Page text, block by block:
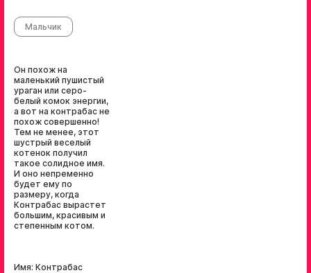
Мальчик
Он похож на
маленький пушистый
ураган или серо-
белый комок энергии,
а вот на контрабас не
похож совершенно!
Тем не менее, этот
шустрый веселый
котенок получил
такое солидное имя.
И оно непременно
будет ему по
размеру, когда
Контрабас вырастет
большим, красивым и
степенным котом.
Имя: Контрабас